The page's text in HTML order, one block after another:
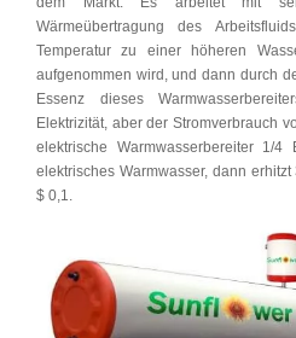
Wärmeübertragung des
Temperatur zu einer höheren
aufgenommen wird, und dann durch
Essenz dieses
Elektrizität, aber der Stromverbrauch
elektrische Warmwasserbereiter 1/
elektrisches Warmwasser, dann
$ 0,1.